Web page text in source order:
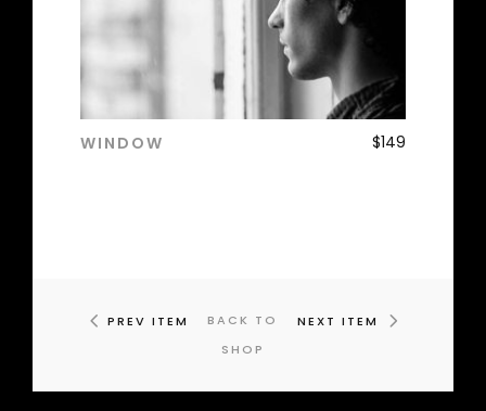
WINDOW $149
PREV ITEM
BACK TO
SHOP
NEXT ITEM